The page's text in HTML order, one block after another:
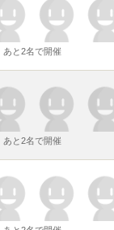
あと2名で開催
あと2名で開催